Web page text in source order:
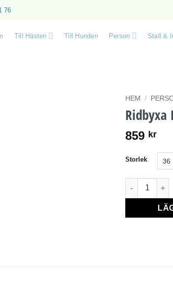
76
Till Hästen Till Hunden Person Stall &
HEM /
859 kr
Storlek
Ridbyxa